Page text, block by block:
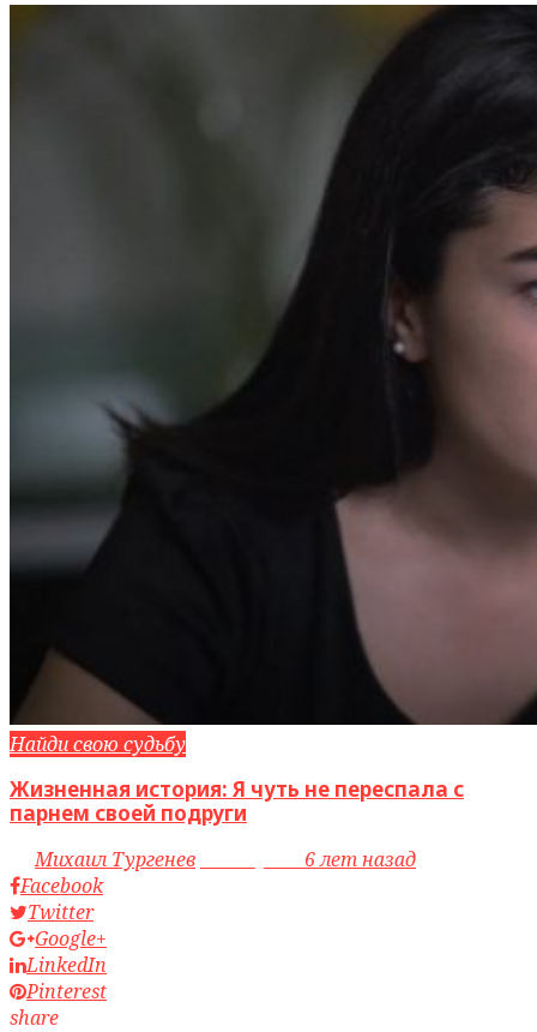
Найди свою судьбу
Жизненная история: Я чуть не переспала с
парнем своей подруги
byМихаил Тургенев
6 лет назад
Facebook
Twitter
Google+
LinkedIn
Pinterest
share